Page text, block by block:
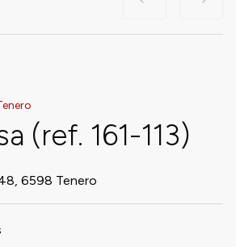
(ref. 161-113)
6598 Tenero